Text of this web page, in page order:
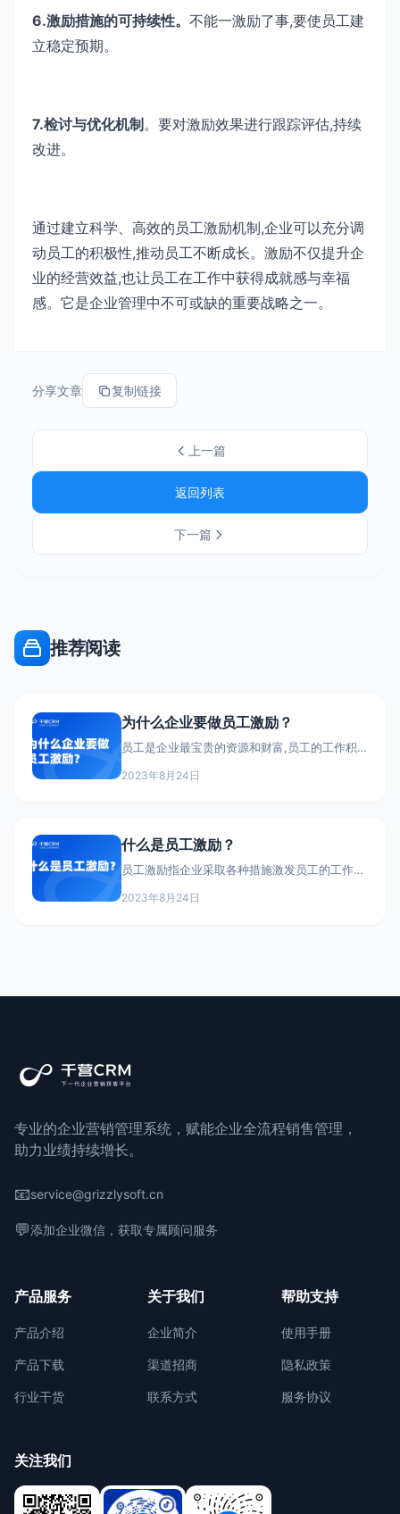
6.激励措施的可持续性。 不能一激励了事,要使员工建
立稳定预期。
7.检讨与优化机制 。要对激励效果进行跟踪评估,持续
改进。
通过建立科学、高效的员工激励机制,企业可以充分调
动员工的积极性,推动员工不断成长。激励不仅提升企
业的经营效益,也让员工在工作中获得成就感与幸福
感。它是企业管理中不可或缺的重要战略之一。
分享文章 复制链接
上一篇
返回列表
下一篇
推荐阅读
为什么企业要做员工激励？
员工是企业最宝贵的资源和财富,员工的工作积
业必须重视员工激励体系的建设。一个系统、科
励,都可以让员工感受到努力工作得到回报,从中
获得成就感和满足感。员工也会更加主动投入工
2023年8月24日
什么是员工激励？
员工激励指企业采取各种措施激发员工的工作热
高工作效率和业绩。 员工激励的基本形式有物
2023年8月24日
专业的企业营销管理系统，赋能企业全流程销售管理，
助力业绩持续增长。
📧service@grizzlysoft.cn
💬添加企业微信，获取专属顾问服务
产品服务
产品介绍
产品下载
行业干货
关于我们
企业简介
渠道招商
联系方式
帮助支持
使用手册
隐私政策
服务协议
关注我们